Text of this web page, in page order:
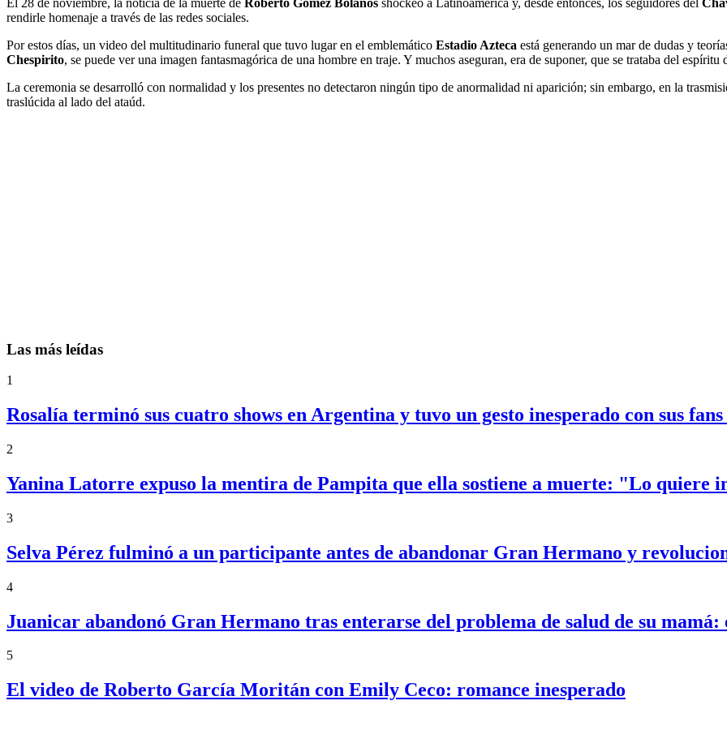
rendirle homenaje a través de las redes sociales.
Por estos días, un video del multitudinario funeral que tuvo lugar en el emblemático Estadio Azteca está generando un mar de dudas y
Chespirito, se puede ver una imagen fantasmagórica de una hombre en traje. Y muchos aseguran, era de suponer, que se trataba del
La ceremonia se desarrolló con normalidad y los presentes no detectaron ningún tipo de anormalidad ni aparición; sin embargo, en la
traslúcida al lado del ataúd.
Las más leídas
1
Rosalía terminó sus cuatro shows en Argentina y tuvo un gesto inesperado con sus
2
Yanina Latorre expuso la mentira de Pampita que ella sostiene a muerte: "Lo quiere
3
Selva Pérez fulminó a un participante antes de abandonar Gran Hermano y
4
Juanicar abandonó Gran Hermano tras enterarse del problema de salud de su
5
El video de Roberto García Moritán con Emily Ceco: romance inesperado